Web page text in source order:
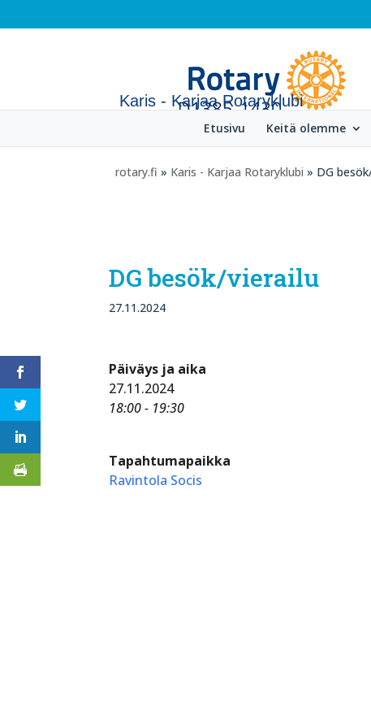
Karis - Karjaa Rotaryklubi
Etusivu Keitä olemme
rotary.fi » Karis - Karjaa Rotaryklubi » DG
DG besök/vierailu
27.11.2024
Päiväys ja aika
27.11.2024
18:00 - 19:30
Tapahtumapaikka
Ravintola Socis